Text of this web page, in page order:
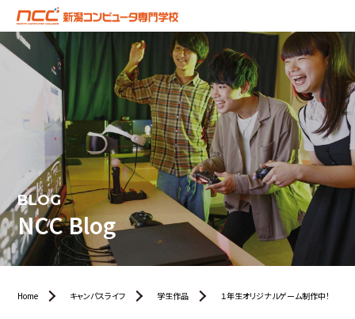
BLOG
NCC Blog
Home キャンパスライフ 学生作品 １年生オリジナルゲーム制作中！